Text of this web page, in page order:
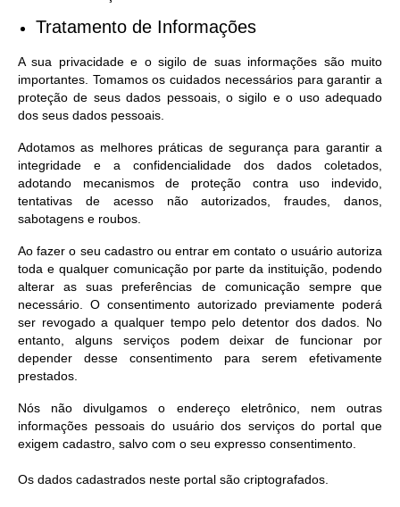
Tratamento de Informações
A sua privacidade e o sigilo de suas informações são muito
importantes. Tomamos os cuidados necessários para garantir a
proteção de seus dados pessoais, o sigilo e o uso adequado
dos seus dados pessoais.
Adotamos as melhores práticas de segurança para garantir a
integridade e a confidencialidade dos dados coletados,
adotando mecanismos de proteção contra uso indevido,
tentativas de acesso não autorizados, fraudes, danos,
sabotagens e roubos.
Ao fazer o seu cadastro ou entrar em contato o usuário autoriza
toda e qualquer comunicação por parte da instituição, podendo
alterar as suas preferências de comunicação sempre que
necessário. O consentimento autorizado previamente poderá
ser revogado a qualquer tempo pelo detentor dos dados. No
entanto, alguns serviços podem deixar de funcionar por
depender desse consentimento para serem efetivamente
prestados.
Nós não divulgamos o endereço eletrônico, nem outras
informações pessoais do usuário dos serviços do portal que
exigem cadastro, salvo com o seu expresso consentimento.
Os dados cadastrados neste portal são criptografados.